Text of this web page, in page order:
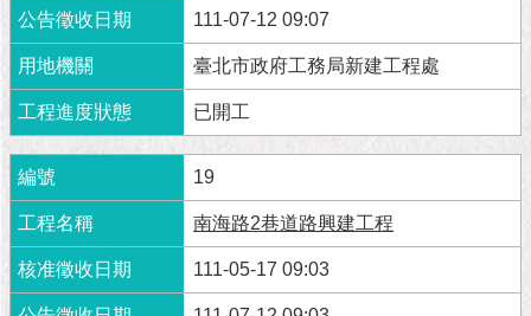
111-07-12 09:07
臺北市政府工務局新建工程處
已開工
19
南海路2巷道路興建工程
111-05-17 09:03